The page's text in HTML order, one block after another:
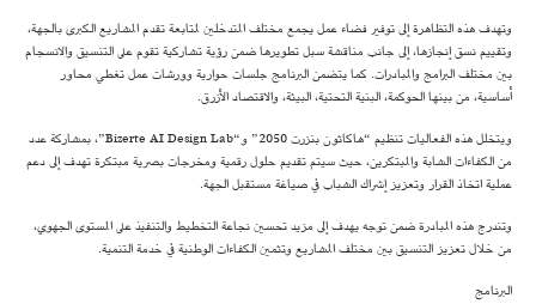
وتهدف هذه التظاهرة إلى توفير فضاء عمل يجمع مختلف المتدخلين لمتابعة تقدم المشاريع الكبرى بالجهة،
وتقييم نسق إنجازها، إلى جانب مناقشة سبل تطويرها ضمن رؤية تشاركية تقوم على التنسيق والانسجام
بين مختلف البرامج والمبادرات. كما يتضمن البرنامج جلسات حوارية وورشات عمل تغطي محاور
أساسية، من بينها الحوكمة، البنية التحتية، البيئة، والاقتصاد الأزرق.
ويتخلل هذه الفعاليات تنظيم “هاكاثون بنزرت 2050” و“Bizerte AI Design Lab”، بمشاركة عدد
من الكفاءات الشابة والمبتكرين، حيث سيتم تقديم حلول رقمية ومخرجات بصرية مبتكرة تهدف إلى دعم
عملية اتخاذ القرار وتعزيز إشراك الشباب في صياغة مستقبل الجهة.
وتندرج هذه المبادرة ضمن توجه يهدف إلى مزيد تحسين نجاعة التخطيط والتنفيذ على المستوى الجهوي،
من خلال تعزيز التنسيق بين مختلف المشاريع وتثمين الكفاءات الوطنية في خدمة التنمية.
البرنامج